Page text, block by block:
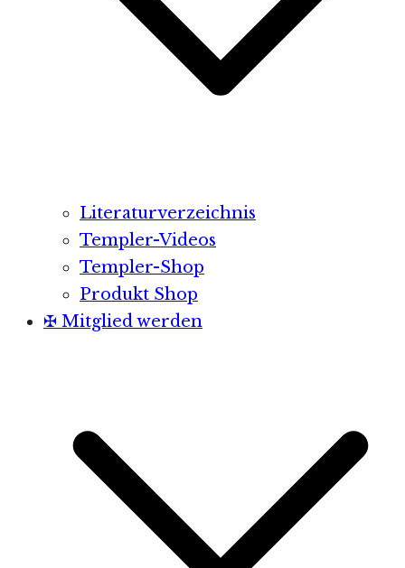
Literaturverzeichnis
Templer-Videos
Templer-Shop
Produkt Shop
✠ Mitglied werden